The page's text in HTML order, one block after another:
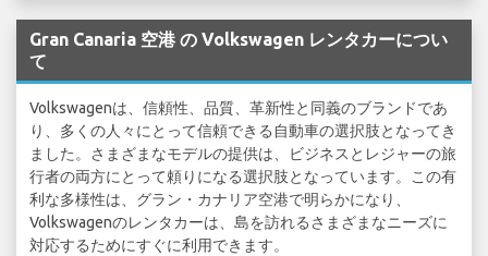
Gran Canaria 空港 の Volkswagen レンタカーについ
て
Volkswagenは、信頼性、品質、革新性と同義のブランドであ
り、多くの人々にとって信頼できる自動車の選択肢となってき
ました。さまざまなモデルの提供は、ビジネスとレジャーの旅
行者の両方にとって頼りになる選択肢となっています。この有
利な多様性は、グラン・カナリア空港で明らかになり、
Volkswagenのレンタカーは、島を訪れるさまざまなニーズに
対応するためにすぐに利用できます。